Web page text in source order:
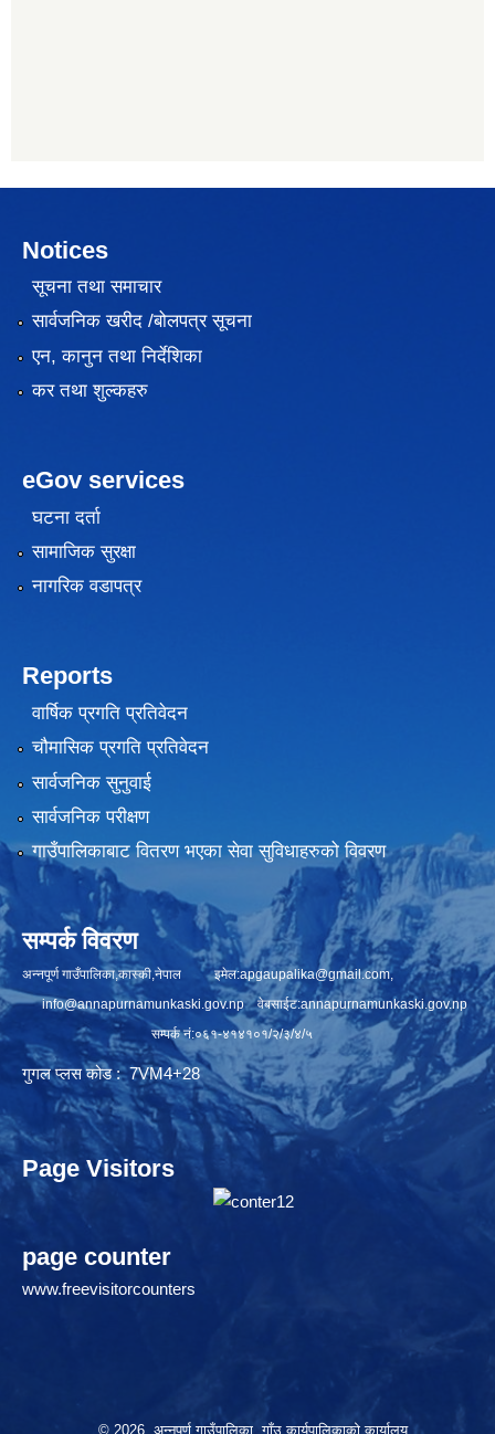
Notices
सूचना तथा समाचार
सार्वजनिक खरीद /बोलपत्र सूचना
एन, कानुन तथा निर्देशिका
कर तथा शुल्कहरु
eGov services
घटना दर्ता
सामाजिक सुरक्षा
नागरिक वडापत्र
Reports
वार्षिक प्रगति प्रतिवेदन
चौमासिक प्रगति प्रतिवेदन
सार्वजनिक सुनुवाई
सार्वजनिक परीक्षण
गाउँपालिकाबाट वितरण भएका सेवा सुविधाहरुको विवरण
सम्पर्क विवरण
अन्नपूर्ण गाउँपालिका,कास्की,नेपाल इमेल:apgaupalika@gmail.com,
info@annapurnamunkaski.gov.npवेबसाईट:annapurnamunkaski.gov.np
सम्पर्क नं:०६१-४१४१०१/२/३/४/५
गुगल प्लस कोड : 7VM4+28
Page Visitors
page counter
www.freevisitorcounters
© 2026 अन्नपूर्ण गाउँपालिका ,गाँउ कार्यपालिकाको कार्यालय